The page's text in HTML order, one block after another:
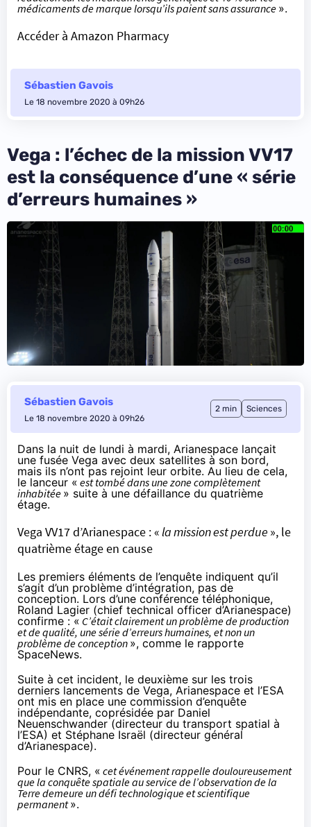
médicaments de marque lorsqu’ils paient sans assurance ».
Accéder à Amazon Pharmacy
Sébastien Gavois
Le 18 novembre 2020 à 09h26
Vega : l’échec de la mission VV17
est la conséquence d’une « série
d’erreurs humaines »
Sébastien Gavois
Le 18 novembre 2020 à 09h26
2 min Sciences
Dans la nuit de lundi à mardi, Arianespace lançait
une fusée Vega avec deux satellites à son bord,
mais ils n’ont pas rejoint leur orbite. Au lieu de cela,
le lanceur « est tombé dans une zone complètement
inhabitée » suite à une défaillance du quatrième
étage.
Vega VV17 d’Arianespace : «la mission est perdue », le
quatrième étage en cause
Les premiers éléments de l’enquête indiquent qu’il
s’agit d’un problème d’intégration, pas de
conception. Lors d’une conférence téléphonique,
Roland Lagier (chief technical officer d’Arianespace)
confirme : « C’était clairement un problème de production
et de qualité, une série d’erreurs humaines, et non un
problème de conception », comme le rapporte
SpaceNews.
Suite à cet incident, le deuxième sur les trois
derniers lancements de Vega, Arianespace et l’ESA
ont mis en place une commission d’enquête
indépendante, coprésidée par Daniel
Neuenschwander (directeur du transport spatial à
l’ESA) et Stéphane Israël (directeur général
d’Arianespace).
Pour le CNRS, « cet événement rappelle douloureusement
que la conquête spatiale au service de l’observation de la
Terre demeure un défi technologique et scientifique
permanent».